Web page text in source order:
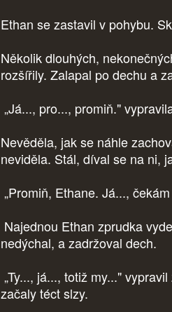
Ethan se zastavil v pohybu.
Několik dlouhých,
rozšířily. Zalapal po dechu a
„Já..., pro..., promiň."
Nevěděla, jak se náhle
neviděla. Stál, díval se na ni,
„Promiň, Ethane. Já...,
Najednou Ethan zprudka
nedýchal, a zadržoval dech.
„Ty..., já..., totiž my..."
začaly téct slzy.